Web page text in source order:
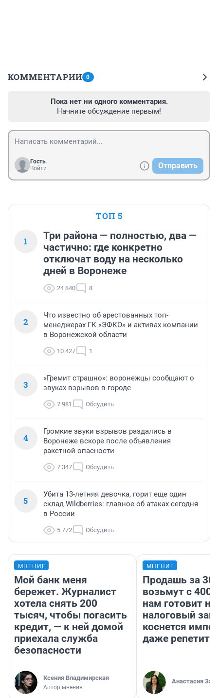
КОММЕНТАРИИ 0
Пока нет ни одного комментария.
Начните обсуждение первым!
Гость
Войти
Отправить
ТОП 5
1
Три района — полностью, два —
частично: где конкретно
отключат воду на несколько
дней в Воронеже
24 840 8
2
Что известно об арестованных топ-
менеджерах ГК «ЭФКО» и активах компании
в Воронежской области
10 427 1
3
«Гремит страшно»: воронежцы сообщают о
звуках взрывов в городе
7 981 Обсудить
4
Громкие звуки взрывов раздались в
Воронеже вскоре после объявления
ракетной опасности
7 347 Обсудить
5
Убита 13-летняя девочка, горит еще один
склад Wildberries: главное об атаках сегодня
в России
5 772 Обсудить
МНЕНИЕ
Мой банк меня
бережет. Журналист
хотела снять 200
тысяч, чтобы погасить
кредит, — к ней домой
приехала служба
безопасности
Ксения Владимирская
Автор мнения
МНЕНИЕ
Продашь за
возьмут с
нам готовит
налоговый
коснется
даже
Анастасия